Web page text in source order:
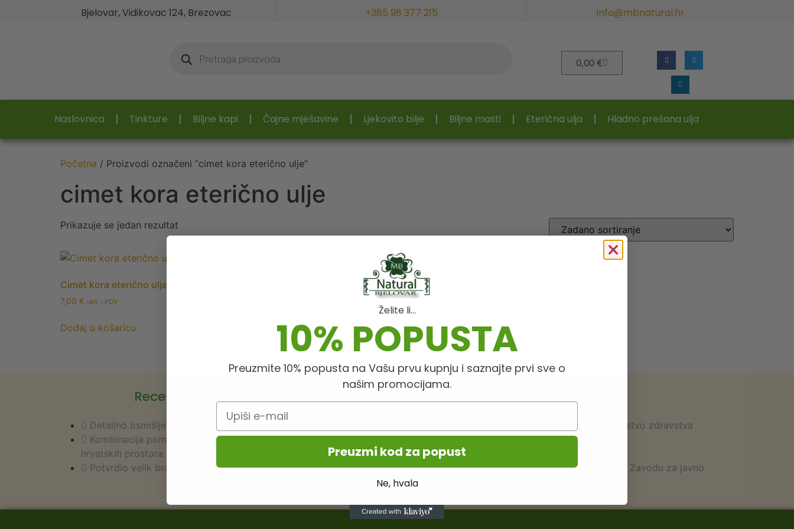
Bjelovar, Vidikovac 124, Brezovac +385 98 377 215 info@mbnatural.hr
0,00€
Naslovnica Tinkture Biljne kapi Čajne mješavine Ljekovito bilje Biljne masti Eterična ulja Hladno prešana ulja
Početna / Proizvodi označeni “cimet kora eterično ulje”
cimet kora eterično ulje
Prikazuje se jedan rezultat
Cimet kora eterično ulje
7,00 € uklj. i PDV
Dodaj u košaricu
Receptura iz 1982. godine
Detaljno osmišljen omjer sastojaka
Kombinacija pomno odabranih, najkvalitetnijih biljaka s
hrvatskih prostora
Potvrdio velik broj zadovoljnih korisnika
Zdravstvene tvrdnje - odobrilo Ministarstvo zdravstva
Uspješno implementiran HACCP sustav
Hrvatska proizvodnja
Mikrobiološko ispitivanje provedeno na Zavodu za javno
Želite li...
10% POPUSTA
Preuzmite 10% popusta na Vašu prvu kupnju i saznajte prvi sve o
našim promocijama.
Email
Preuzmi kod za popust
Ne, hvala